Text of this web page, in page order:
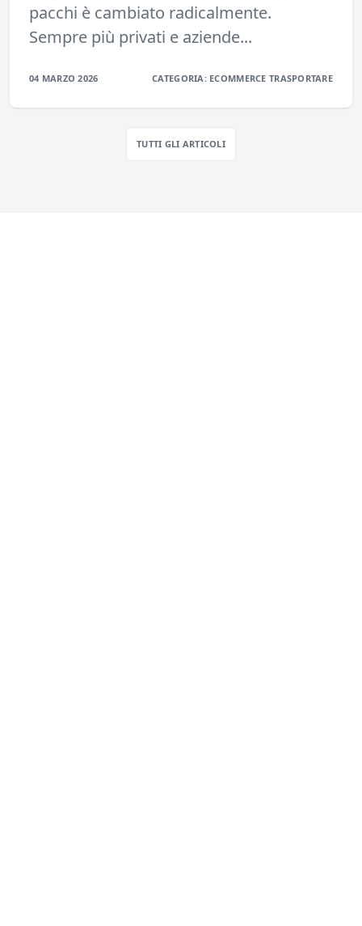
pacchi è cambiato radicalmente.
Sempre più privati e aziende...
04 MARZO 2026 CATEGORIA: ECOMMERCE TRASPORTARE
TUTTI GLI ARTICOLI